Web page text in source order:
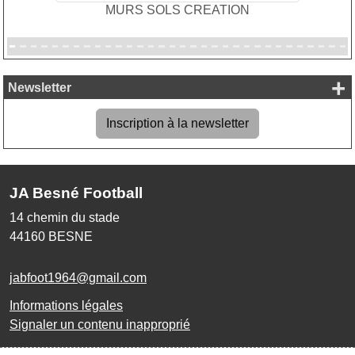
MURS SOLS CREATION
Newsletter
Inscription à la newsletter
+
JA Besné Football
14 chemin du stade
44160 BESNE
jabfoot1964@gmail.com
Informations légales
Signaler un contenu inapproprié